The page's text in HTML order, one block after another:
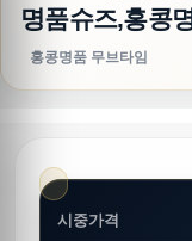
명품슈즈,홍콩
홍콩명품 무브타임
시중가격